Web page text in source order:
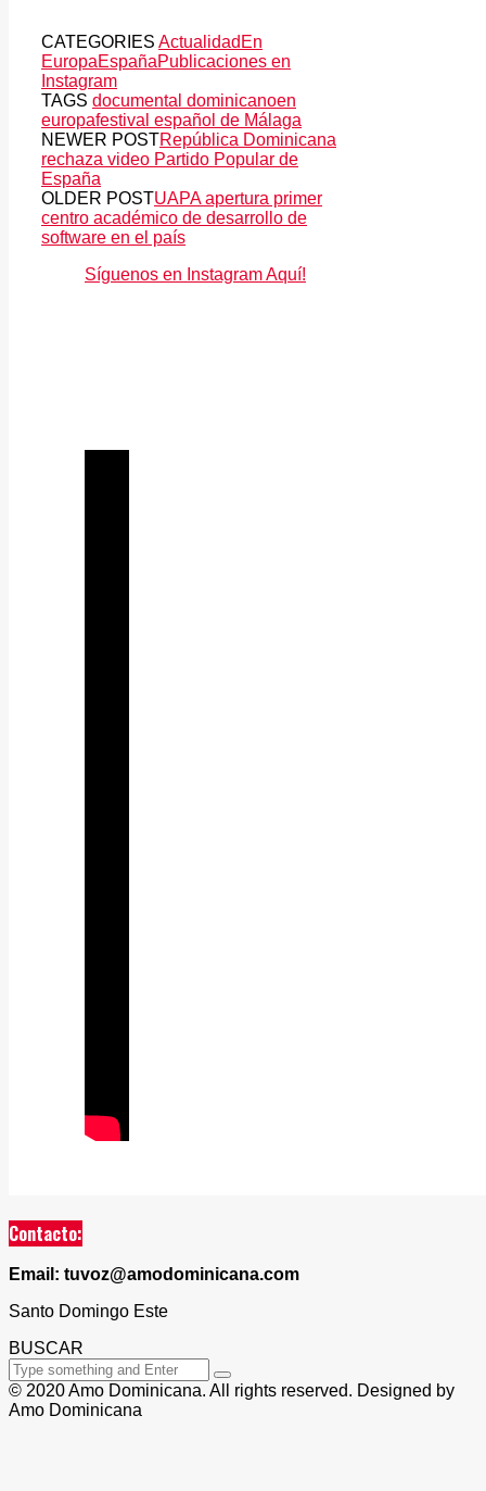
CATEGORIES Actualidad En
EuropaEspañaPublicaciones en
Instagram
TAGS documental dominicanoen
europafestival español de Málaga
NEWER POSTRepública Dominicana
rechaza video Partido Popular de
España
OLDER POSTUAPA apertura primer
centro académico de desarrollo de
software en el país
Síguenos en Instagram Aquí!
Contacto:
Email: tuvoz@amodominicana.com
Santo Domingo Este
BUSCAR
© 2020 Amo Dominicana. All rights reserved. Designed by
Amo Dominicana